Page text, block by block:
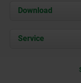
Über uns
Kontakt
Download
Dokumente
Service